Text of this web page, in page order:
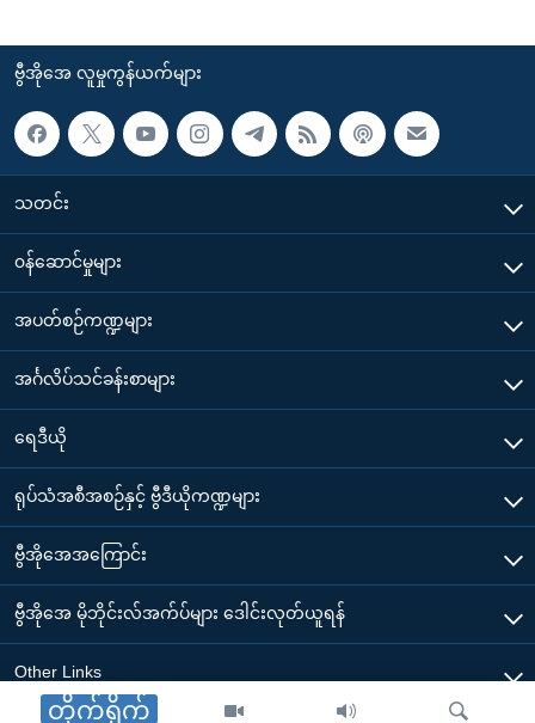
တိုက်ရိုက်
ဗွီအိုအေ လူမှုကွန်ယက်များ
သတင်း
၀န်ဆောင်မှုများ
အပတ်စဉ်ကဏ္ဍများ
အင်္ဂလိပ်သင်ခန်းစာများ
ရေဒီယို
ရုပ်သံအစီအစဉ်နှင့် ဗွီဒီယိုကဏ္ဍများ
ဗွီအိုအေအကြောင်း
ဗွီအိုအေ မိုဘိုင်းလ်အက်ပ်များ ဒေါင်းလုတ်ယူရန်
Other Links